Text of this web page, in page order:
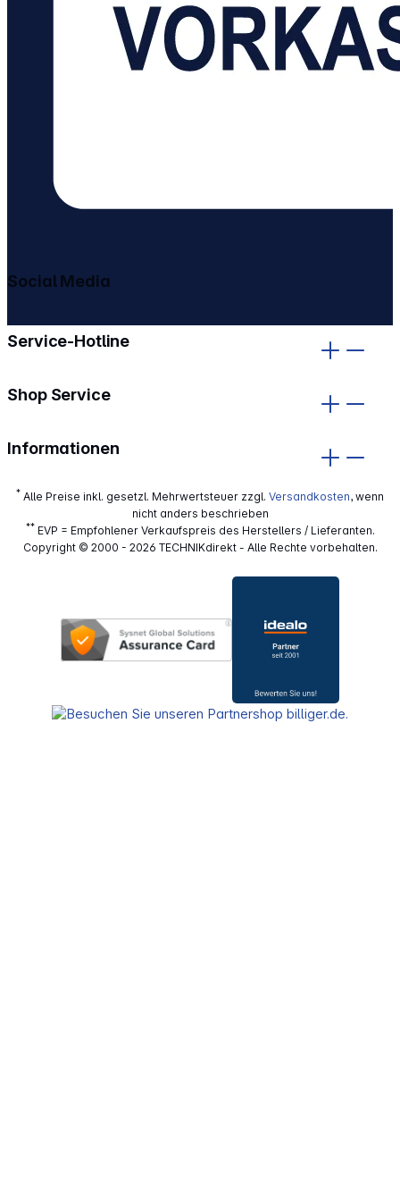
Service-Hotline
Shop Service
Informationen
Social Media
* Alle Preise inkl. gesetzl. Mehrwertsteuer zzgl. Versandkosten, wenn
nicht anders beschrieben
**EVP = Empfohlener Verkaufspreis des Herstellers / Lieferanten.
Copyright © 2000 - 2026 TECHNIKdirekt - Alle Rechte vorbehalten.